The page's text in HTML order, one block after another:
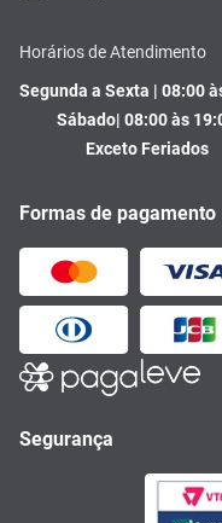
Horários de Atendimento
Segunda a Sexta | 08:00
Sábado| 08:00 às
Exceto Feriados
Formas de pagamento
Segurança